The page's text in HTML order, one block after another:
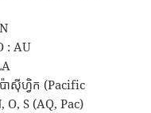
: AU
ាស៊ីហ្វិក (Pacific
S (AQ, Pac)